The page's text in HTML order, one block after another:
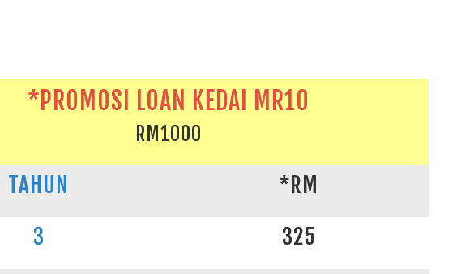
*PROMOSI LOAN KEDAI MR10
RM1000
TAHUN
*RM
3
325